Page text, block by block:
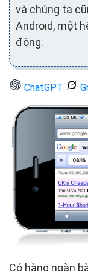
và chúng ta
Android, một
động.
ChatGPT
Có hàng ngàn